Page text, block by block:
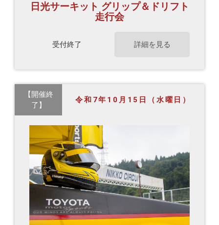
日光サーキット グリップ＆ドリフト
走行会
受付終了 詳細を見る
【開催終
了】
令和7年10月15日（水曜日）